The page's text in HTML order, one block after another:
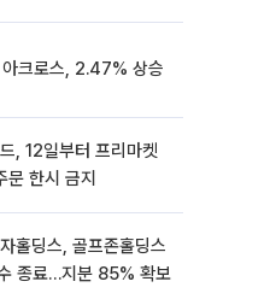
크로스, 2.47% 상승
, 12일부터 프리마켓
문 한시 금지
홀딩스, 골프존홀딩스
종료…지분 85% 확보